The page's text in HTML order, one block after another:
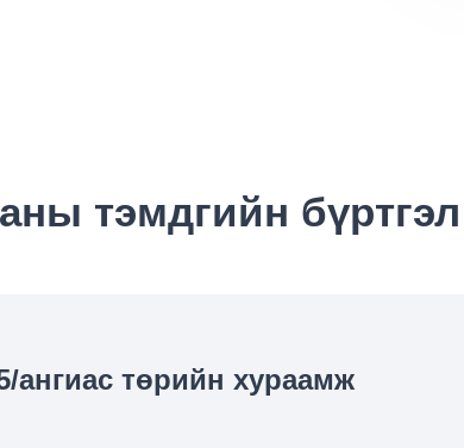
тэмдгийн бүртгэл
ангиас төрийн хураамж